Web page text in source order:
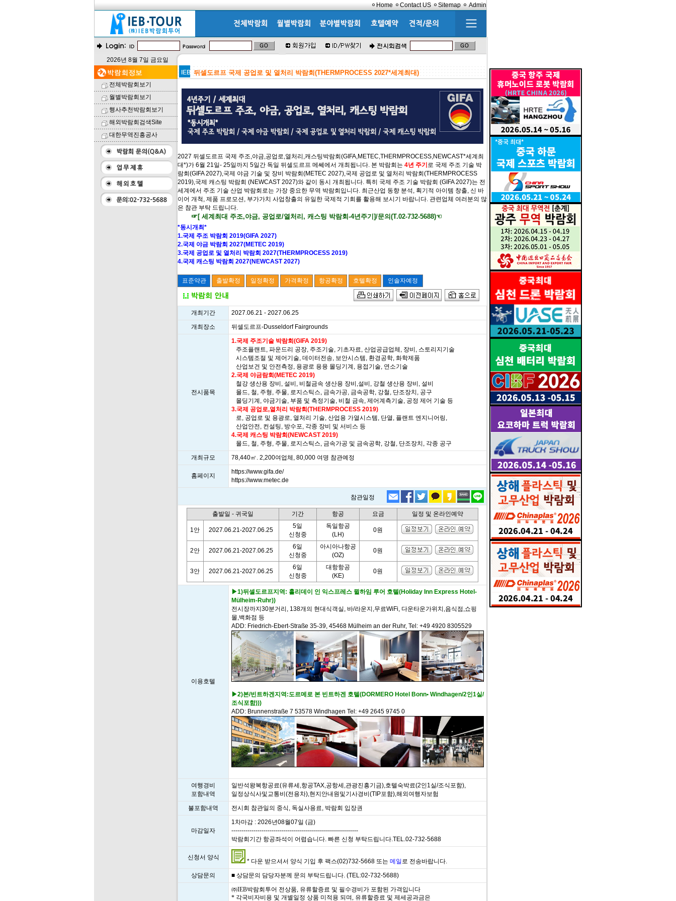
Home Contact US Sitemap Admin
2026년 8월 7일 금요일
전체박람회보기
월별박람회보기
행사추천박람회보기
해외박람회검색Site
대한무역진흥공사
뒤셀도르프 국제 공업로 및 열처리 박람회(THERMPROCESS 2027*세계최대)
2027 뒤셀도르프 국제 주조,야금,공업로,열처리,캐스팅박람회(GIFA,METEC,THERMPROCESS,NEWCAST*세계최
대*)가 6월 21일- 25일까지 5일간 독일 뒤셀도르프 메쎄에서 개최됩니다. 본 박람회는 4년 주기 로 국제 주조 기술 박
람회(GIFA 2027),국제 야금 기술 및 장비 박람회(METEC 2027),국제 공업로 및 열처리 박람회(THERMPROCESS
2019),국제 캐스팅 박람회 (NEWCAST 2027)와 같이 동시 개최됩니다. 특히 국제 주조 기술 박람회 (GIFA 2027)는 전
세계에서 주조 기술 산업 박람회로는 가장 중요한 무역 박람회입니다. 최근산업 동향 분석, 획기적 아이템 창출, 신 바
이어 개척, 제품 프로모션, 부가가치 사업창출의 유일한 국제적 기회를 활용해 보시기 바랍니다. 관련업체 여러분의 많
은 참관 부탁 드립니다.
☞[ 세계최대 주조,야금, 공업로/열처리, 캐스팅 박람회-4년주기]/문의(T.02-732-5688)☜
*동시개최*
1.국제 주조 박람회 2019(GIFA 2027)
2.국제 야금 박람회 2027(METEC 2019)
3.국제 공업로 및 열처리 박람회 2027(THERMPROCESS 2019)
4.국제 캐스팅 박람회 2027(NEWCAST 2027)
개최기간
2027.06.21 - 2027.06.25
개최장소
뒤셀도르프-Dusseldorf Fairgrounds
전시품목
1.국제 주조기술 박람회(GIFA 2019)
주조플랜트, 파운드리 공장, 주조기술, 기초자료, 산업공급업체, 장비, 스토리지기술
시스템조절 및 제어기술, 데이터전송, 보안시스템, 환경공학, 화학제품
산업보건 및 안전측정, 용광로 용융 몰딩기계, 용접기술, 연소기술
2.국제 야금람회(METEC 2019)
철강 생산용 장비, 설비, 비철금속 생산용 장비,설비, 강철 생산용 장비, 설비
몰드, 철, 주형, 주물, 로지스틱스, 금속가공, 금속공학, 강철, 단조장치, 공구
몰딩기계, 야금기술, 부품 및 측정기술, 비철 금속, 제어계측기술, 공정 제어 기술 등
3.국제 공업로,열처리 박람회(THERMPROCESS 2019)
로, 공업로 및 용광로, 열처리 기술, 산업용 가열시스템, 단열, 플랜트 엔지니어링,
산업안전, 컨설팅, 방수포, 각종 장비 및 서비스 등
4.국제 캐스팅 박람회(NEWCAST 2019)
몰드, 철, 주형, 주물, 로지스틱스, 금속가공 및 금속공학, 강철, 단조장치, 각종 공구
개최규모
78,440㎡. 2,200여업체, 80,000 여명 참관예정
홈페이지
https://www.gifa.de/
https://www.metec.de
참관일정
출발일 - 귀국일 기간 항공 요금 일정 및 온라인예약
1안 2027.06.21-2027.06.25
5일
신청중
독일항공
(LH)
0원
2안 2027.06.21-2027.06.25
6일
신청중
아시아나항공
(OZ)
0원
3안 2027.06.21-2027.06.25
6일
신청중
대항항공
(KE)
0원
이용호텔
▶1)뒤셀도르프지역: 홀리데이 인 익스프레스 뮐하임 루어 호텔(Holiday Inn Express Hotel-
Mülheim-Ruhr))
전시장까지30분거리, 138개의 현대식객실, 바/라운지,무료WiFi, 다운타운가위치,음식점,쇼핑
몰,백화점 등
ADD: Friedrich-Ebert-Straße 35-39, 45468 Mülheim an der Ruhr, Tel: +49 4920 8305529
▶2)본/빈트하겐지역:도르메로 본 빈트하겐 호텔(DORMERO Hotel Bonn• Windhagen/2인1실/
조식포함)))
ADD: Brunnenstraße 7 53578 Windhagen Tel: +49 2645 9745 0
여행경비
포함내역
일반석왕복항공료(유류세,항공TAX,공항세,관광진흥기금),호텔숙박료(2인1실/조식포함),
일정상식사및교통비(전용차),현지안내원및기사경비(TIP포함),해외여행자보험
불포함내역
전시회 참관일의 중식, 독실사용료, 박람회 입장권
마감일자
1차마감 : 2026년08월07일 (금)
---------------------------------------------------------------
박람회기간 항공좌석이 어렵습니다. 빠른 신청 부탁드립니다.TEL.02-732-5688
신청서 양식
* 다운 받으셔서 양식 기입 후 팩스(02)732-5668 또는 메일 로 전송바랍니다.
상담문의
■ 상담문의 담당자분께 문의 부탁드립니다. (TEL:02-732-5688)
㈜IEB박람회투어 전상품, 유류할증료 및 필수경비가 포함된 가격입니다
* 각국비자비용 및 개별일정 상품 미적용 되며, 유류할증료 및 제세공과금은